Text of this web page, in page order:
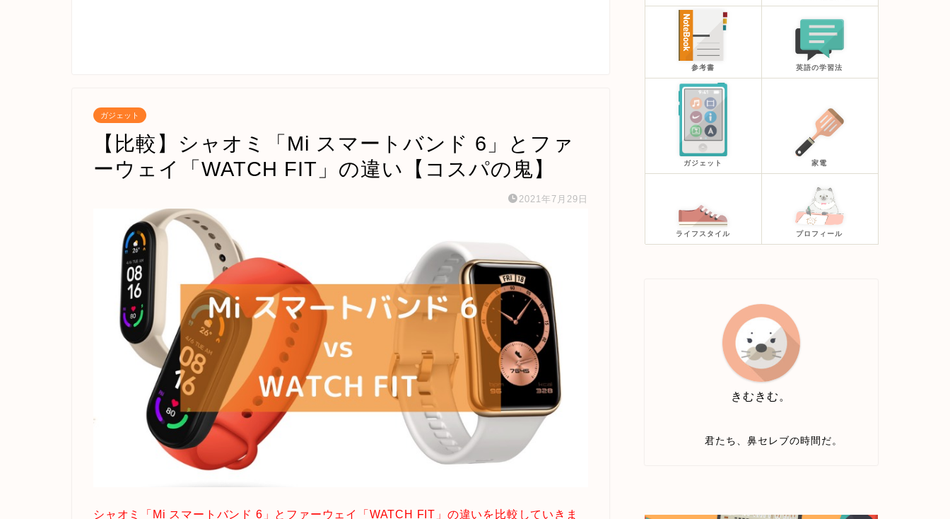
ガジェット
【比較】シャオミ「Mi スマートバンド 6」とファ
ーウェイ「WATCH FIT」の違い【コスパの鬼】
2021年7月29日
シャオミ「Mi スマートバンド 6」とファーウェイ「WATCH FIT」の違いを比較していきま
参考書 英語の学習法
ガジェット 家電
ライフスタイル プロフィール
きむきむ。
君たち、鼻セレブの時間だ。